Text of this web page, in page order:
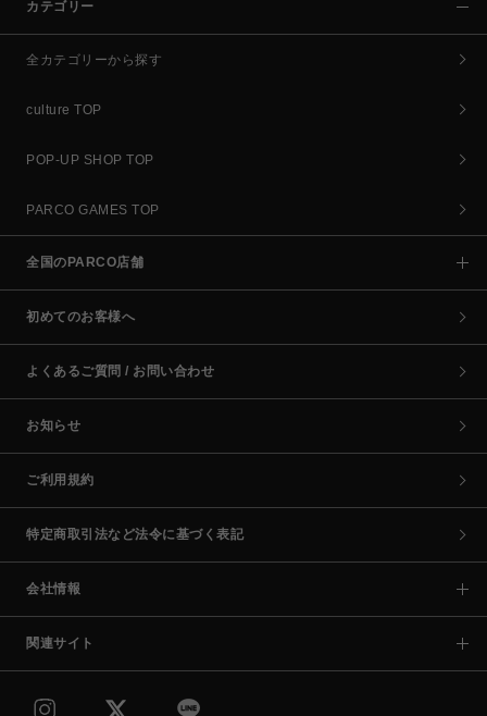
カテゴリー
全カテゴリーから探す
culture TOP
POP-UP SHOP TOP
PARCO GAMES TOP
全国のPARCO店舗
初めてのお客様へ
よくあるご質問 / お問い合わせ
お知らせ
ご利用規約
特定商取引法など法令に基づく表記
会社情報
関連サイト